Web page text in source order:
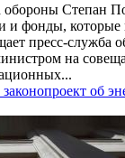
обороны Степан
и фонды, которые
пресс-служба
на
об